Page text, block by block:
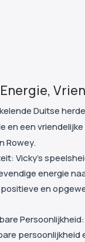
Duitse
en een
Rowey.
Vicky's
energie
en
persoonlijkheid